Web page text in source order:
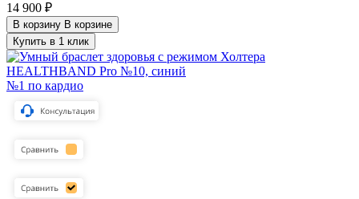
14 900 ₽
В корзину В корзине
Купить в 1 клик
№1 по кардио